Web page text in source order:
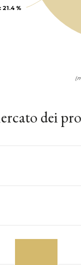
: 21.4 %
: 21.4 %
dei